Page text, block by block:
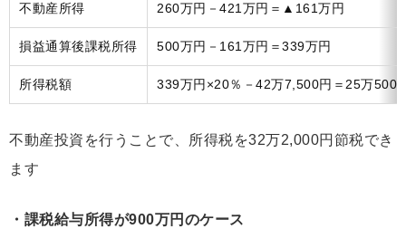
不動産所得 260万円－421万円＝▲161万円
損益通算後課税所得 500万円－161万円＝339万円
所得税額 339万円×20％－42万7,500円＝25万500
不動産投資を行うことで、所得税を32万2,000円節税でき
ます
・課税給与所得が900万円のケース